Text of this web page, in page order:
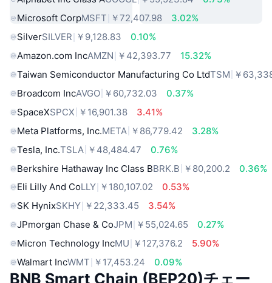
Microsoft CorpMSFT ￥72,407.98
3.02%
SilverSILVER ￥9,128.83
0.10%
Amazon.com IncAMZN ￥42,393.77
15.32%
Taiwan Semiconductor Manufacturing Co LtdTSM ￥
Broadcom IncAVGO ￥60,732.03
0.37%
SpaceXSPCX ￥16,901.38
3.41%
Meta Platforms, Inc.META ￥86,779.42
3.28%
Tesla, Inc.TSLA ￥48,484.47
0.76%
Berkshire Hathaway Inc Class BBRK.B ￥80,200.2
0.36%
Eli Lilly And CoLLY ￥180,107.02
0.53%
SK HynixSKHY ￥22,333.45
3.54%
JPmorgan Chase & CoJPM ￥55,024.65
0.27%
Micron Technology IncMU ￥127,376.2
5.90%
Walmart IncWMT ￥17,453.24 0.09%
BNB Smart Chain (BEP20)チェー